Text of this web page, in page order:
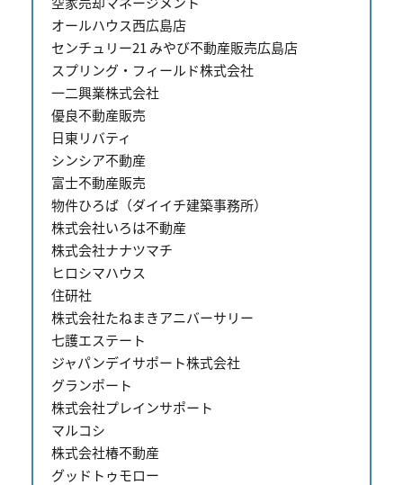
オールハウス西広島店
センチュリー21 みやび不動産販売広島店
スプリング・フィールド株式会社
一二興業株式会社
優良不動産販売
日東リバティ
シンシア不動産
富士不動産販売
物件ひろば（ダイイチ建築事務所）
株式会社いろは不動産
株式会社ナナツマチ
ヒロシマハウス
住研社
株式会社たねまきアニバーサリー
七護エステート
ジャパンデイサポート株式会社
グランポート
株式会社プレインサポート
マルコシ
株式会社椿不動産
グッドトゥモロー